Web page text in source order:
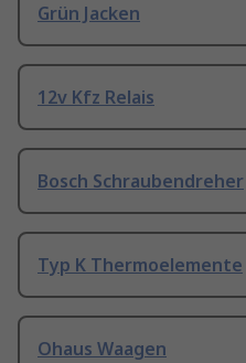
Grün Jacken
12v Kfz Relais
Bosch Schraubendreher
Typ K Thermoelemente
Ohaus Waagen